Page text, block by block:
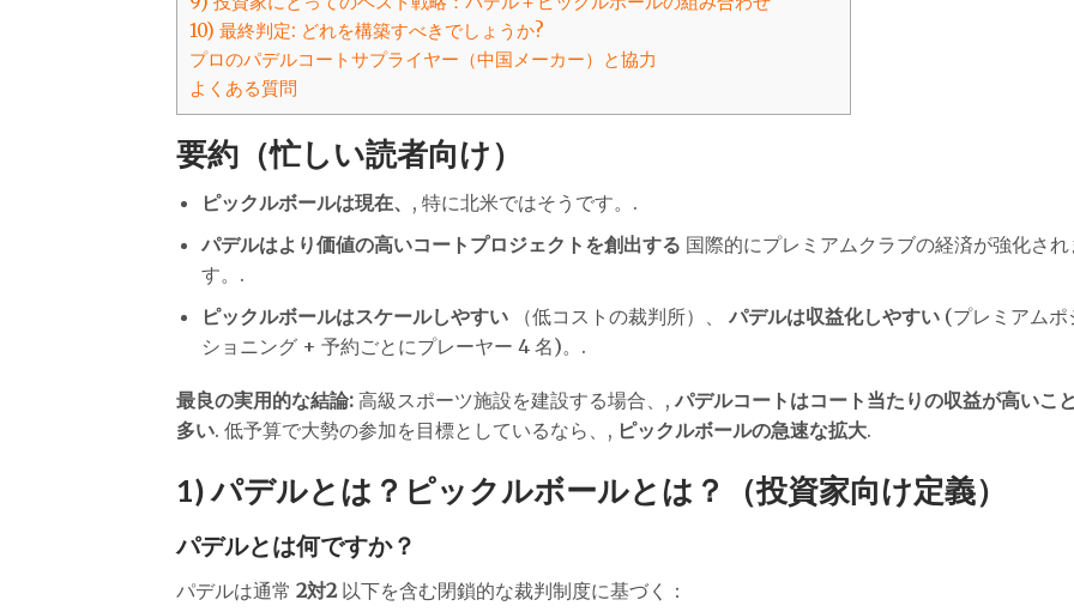
10) 最終判定: どれを構築すべきでしょうか?
プロのパデルコートサプライヤー（中国メーカー）と協力
よくある質問
要約（忙しい読者向け）
ピックルボールは現在、 , 特に北米ではそうです。.
パデルはより価値の高いコートプロジェクトを創出する 国際的にプレミアムクラブの経済が強化され
す。.
ピックルボールはスケールしやすい（低コストの裁判所）、 パデルは収益化しやすい(プレミアムポ
ショニング + 予約ごとにプレーヤー 4 名)。.
最良の実用的な結論: 高級スポーツ施設を建設する場合、, パデルコートはコート当たりの収益が高いこ
多い. 低予算で大勢の参加を目標としているなら、, ピックルボールの急速な拡大.
1) パデルとは？ピックルボールとは？（投資家向け定義）
パデルとは何ですか？
パデルは通常 2対2以下を含む閉鎖的な裁判制度に基づく：